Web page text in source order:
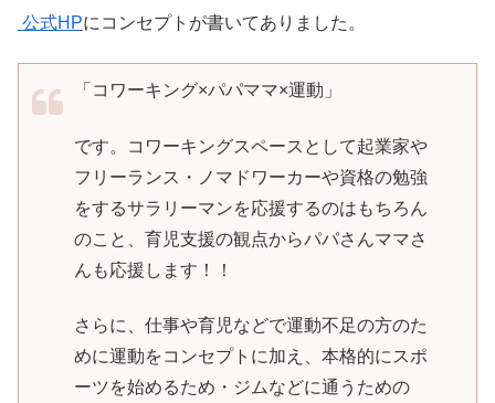
公式HPにコンセプトが書いてありました。
「コワーキング×パパママ×運動」
です。コワーキングスペースとして起業家や
フリーランス・ノマドワーカーや資格の勉強
をするサラリーマンを応援するのはもちろん
のこと、育児支援の観点からパパさんママさ
んも応援します！！
さらに、仕事や育児などで運動不足の方のた
めに運動をコンセプトに加え、本格的にスポ
ーツを始めるため・ジムなどに通うための